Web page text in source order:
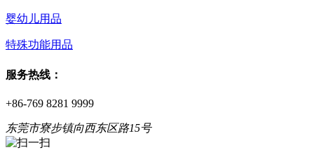
婴幼儿用品
特殊功能用品
服务热线：
+86-769 8281 9999
东莞市寮步镇向西东区路15号